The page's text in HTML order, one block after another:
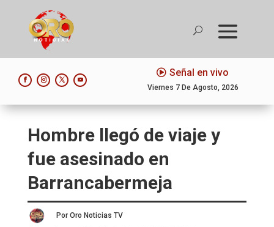
Señal en vivo
Viernes 7 De Agosto, 2026
Hombre llegó de viaje y
fue asesinado en
Barrancabermeja
Por Oro Noticias TV